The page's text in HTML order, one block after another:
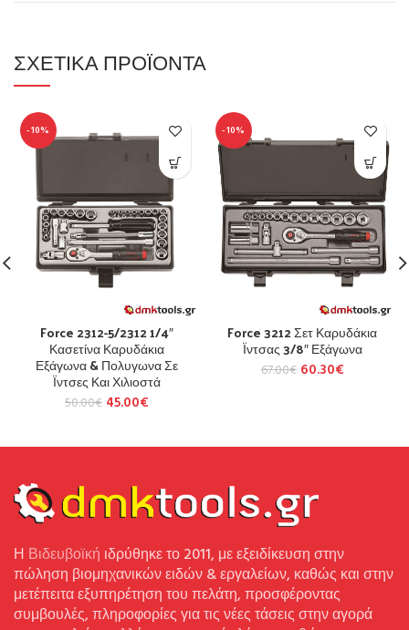
ΣΧΕΤΙΚΆ ΠΡΟΪΌΝΤΑ
-10%
Force 2312-5/2312 1/4″
Κασετίνα Καρυδάκια
Εξάγωνα & Πολυγωνα Σε
Ϊντσες Και Χιλιοστά
50.00€ 45.00€
-10%
Force 3212 Σετ Καρυδάκια
Ϊντσας 3/8″ Εξάγωνα
67.00€ 60.30€
Η Βιδευβοϊκή ιδρύθηκε το 2011, με εξειδίκευση στην
πώληση βιομηχανικών ειδών & εργαλείων, καθώς και στην
μετέπειτα εξυπηρέτηση του πελάτη, προσφέροντας
συμβουλές, πληροφορίες για τις νέες τάσεις στην αγορά